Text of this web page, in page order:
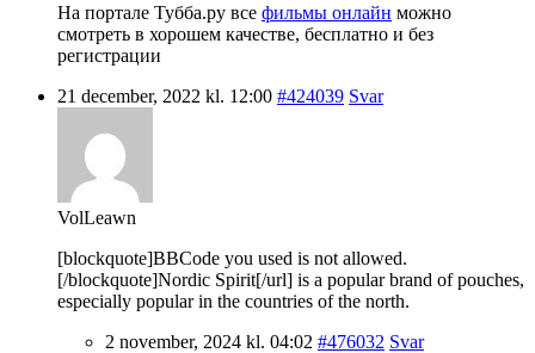
На портале Тубба.ру все фильмы онлайн можно
смотреть в хорошем качестве, бесплатно и без
регистрации
21 december, 2022 kl. 12:00 #424039 Svar
VolLeawn
[blockquote]BBCode you used is not allowed.
[/blockquote]Nordic Spirit[/url] is a popular brand of pouches,
especially popular in the countries of the north.
2 november, 2024 kl. 04:02 #476032 Svar